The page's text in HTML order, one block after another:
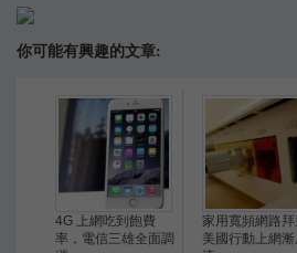
你可能有興趣的文章:
4G 上網吃到飽費
率，電信三雄全面調
家用寬頻網路拜
美國行動上網漸